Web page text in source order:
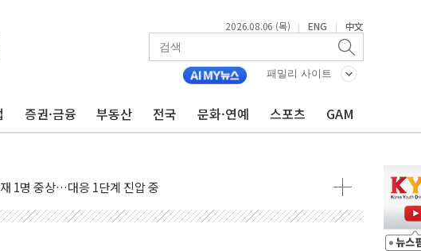
2026.08.06 (목) | ENG | 中文
패밀리 사이트
증권·금융 부동산 전국 문화·연예 스포츠 GAM
'DGC' 임시 주총 기대감에 홀로 상한가…마진 잔액은 사상 최고
시장 레버리지 위험수위…숨은 차입이 더 큰 변수"
시간 손봐야, 경쟁상대 中과 비교해야"
지역과 함께하는 '선봉'의 대민 봉사